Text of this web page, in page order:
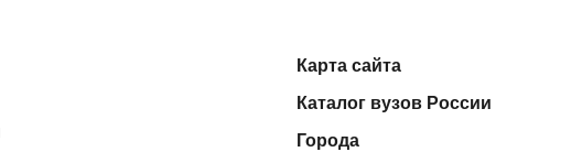
Карта сайта
Каталог вузов России
Города